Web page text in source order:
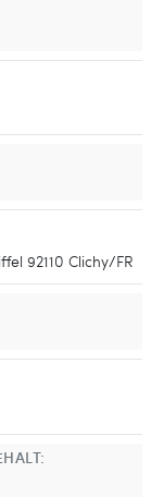
92110 Clichy/FR